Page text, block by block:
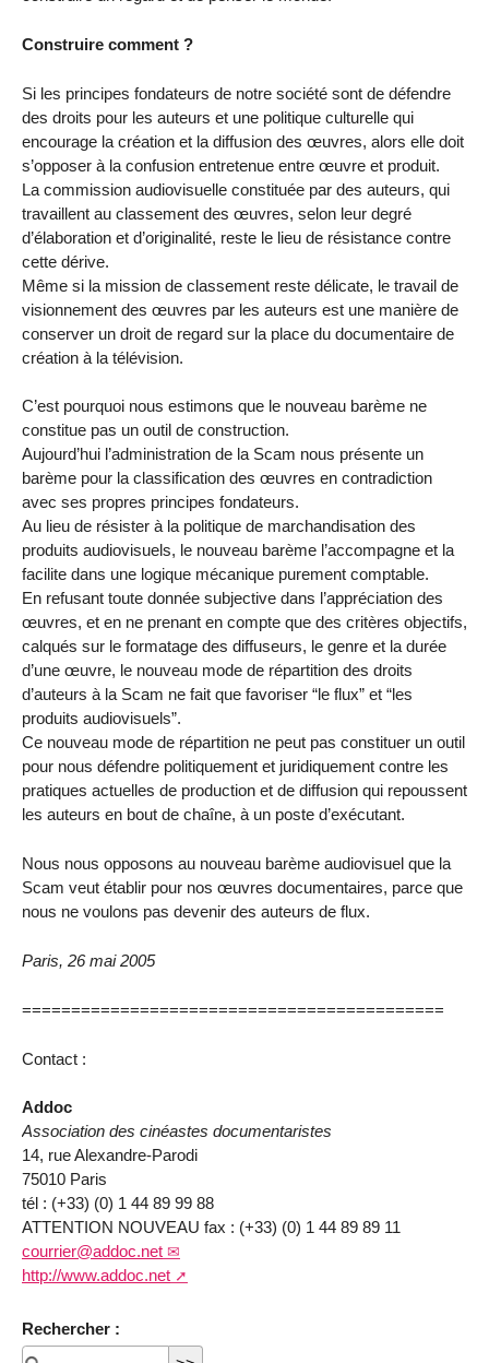
Construire comment ?
Si les principes fondateurs de notre société sont de défendre
des droits pour les auteurs et une politique culturelle qui
encourage la création et la diffusion des œuvres, alors elle doit
s’opposer à la confusion entretenue entre œuvre et produit.
La commission audiovisuelle constituée par des auteurs, qui
travaillent au classement des œuvres, selon leur degré
d’élaboration et d’originalité, reste le lieu de résistance contre
cette dérive.
Même si la mission de classement reste délicate, le travail de
visionnement des œuvres par les auteurs est une manière de
conserver un droit de regard sur la place du documentaire de
création à la télévision.
C’est pourquoi nous estimons que le nouveau barème ne
constitue pas un outil de construction.
Aujourd’hui l’administration de la Scam nous présente un
barème pour la classification des œuvres en contradiction
avec ses propres principes fondateurs.
Au lieu de résister à la politique de marchandisation des
produits audiovisuels, le nouveau barème l’accompagne et la
facilite dans une logique mécanique purement comptable.
En refusant toute donnée subjective dans l’appréciation des
œuvres, et en ne prenant en compte que des critères objectifs,
calqués sur le formatage des diffuseurs, le genre et la durée
d’une œuvre, le nouveau mode de répartition des droits
d’auteurs à la Scam ne fait que favoriser “le flux” et “les
produits audiovisuels”.
Ce nouveau mode de répartition ne peut pas constituer un outil
pour nous défendre politiquement et juridiquement contre les
pratiques actuelles de production et de diffusion qui repoussent
les auteurs en bout de chaîne, à un poste d’exécutant.
Nous nous opposons au nouveau barème audiovisuel que la
Scam veut établir pour nos œuvres documentaires, parce que
nous ne voulons pas devenir des auteurs de flux.
Paris, 26 mai 2005
===========================================
Contact :
Addoc
Association des cinéastes documentaristes
14, rue Alexandre-Parodi
75010 Paris
tél : (+33) (0) 1 44 89 99 88
ATTENTION NOUVEAU fax : (+33) (0) 1 44 89 89 11
courrier@addoc.net
http://www.addoc.net
Rechercher :